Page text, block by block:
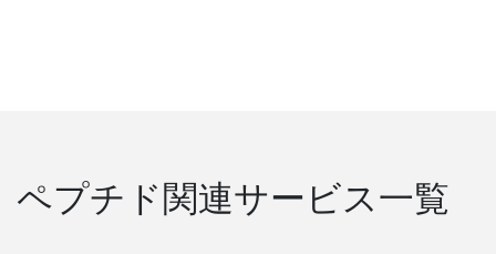
ペプチド関連サービス一覧